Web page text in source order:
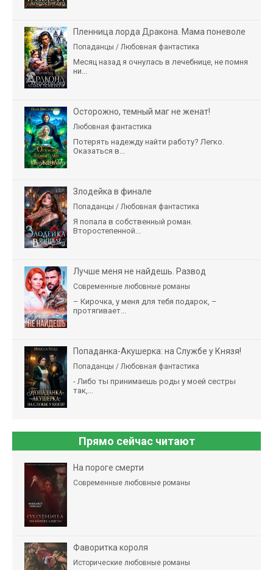
Пленница лорда Дракона. Мама поневоле
Попаданцы / Любовная фантастика
Месяц назад я очнулась в лечебнице, не помня
ни...
Осторожно, темный маг не женат!
Любовная фантастика
Потерять надежду найти работу? Легко.
Оказаться в...
Злодейка в финале
Попаданцы / Любовная фантастика
Я попала в собственный роман.
Второстепенной...
Лучше меня не найдешь. Развод
Современные любовные романы
– Кирочка, у меня для тебя подарок, –
протягивает...
Попаданка-Акушерка: на Службе у Князя!
Попаданцы / Любовная фантастика
- Либо ты принимаешь роды у моей сестры
так,...
Прямо сейчас читают
На пороге смерти
Современные любовные романы
Фаворитка короля
Исторические любовные романы